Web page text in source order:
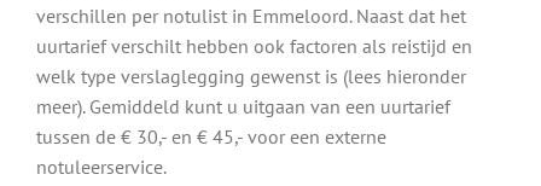
verschillen per notulist in Emmeloord. Naast dat het
uurtarief verschilt hebben ook factoren als reistijd en
welk type verslaglegging gewenst is (lees hieronder
meer). Gemiddeld kunt u uitgaan van een uurtarief
tussen de € 30,- en € 45,- voor een externe
notuleerservice.